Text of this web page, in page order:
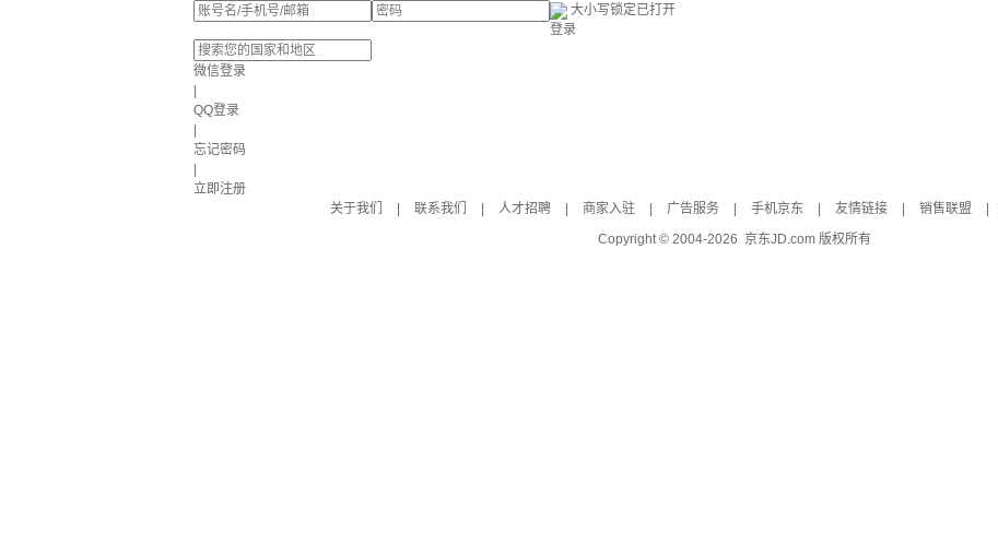
大小写锁定已打开
登录
微信登录
QQ登录
忘记密码
立即注册
关于我们
联系我们 人才招聘 商家入驻 广告服务 手机京东 友情链接 销售联盟
Copyright © 2004-2026 京东JD.com 版权所有